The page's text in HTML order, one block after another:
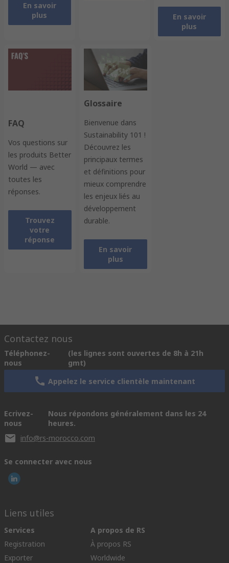
En savoir
plus
En savoir
plus
FAQ
Vos questions sur
les produits Better
World — avec
toutes les
réponses.
Trouvez
votre
réponse
Glossaire
Bienvenue dans
Sustainability 101 !
Découvrez les
principaux termes
et définitions pour
mieux comprendre
les enjeux liés au
développement
durable.
En savoir
plus
Contactez nous
Téléphonez-
nous
(les lignes sont ouvertes de 8h à 21h
gmt)
Appelez le service clientèle maintenant
Ecrivez-
nous
Nous répondons généralement dans les 24
heures.
info@rs-morocco.com
Se connecter avec nous
Liens utiles
Services
Registration
Exporter
A propos de RS
À propos RS
Worldwide